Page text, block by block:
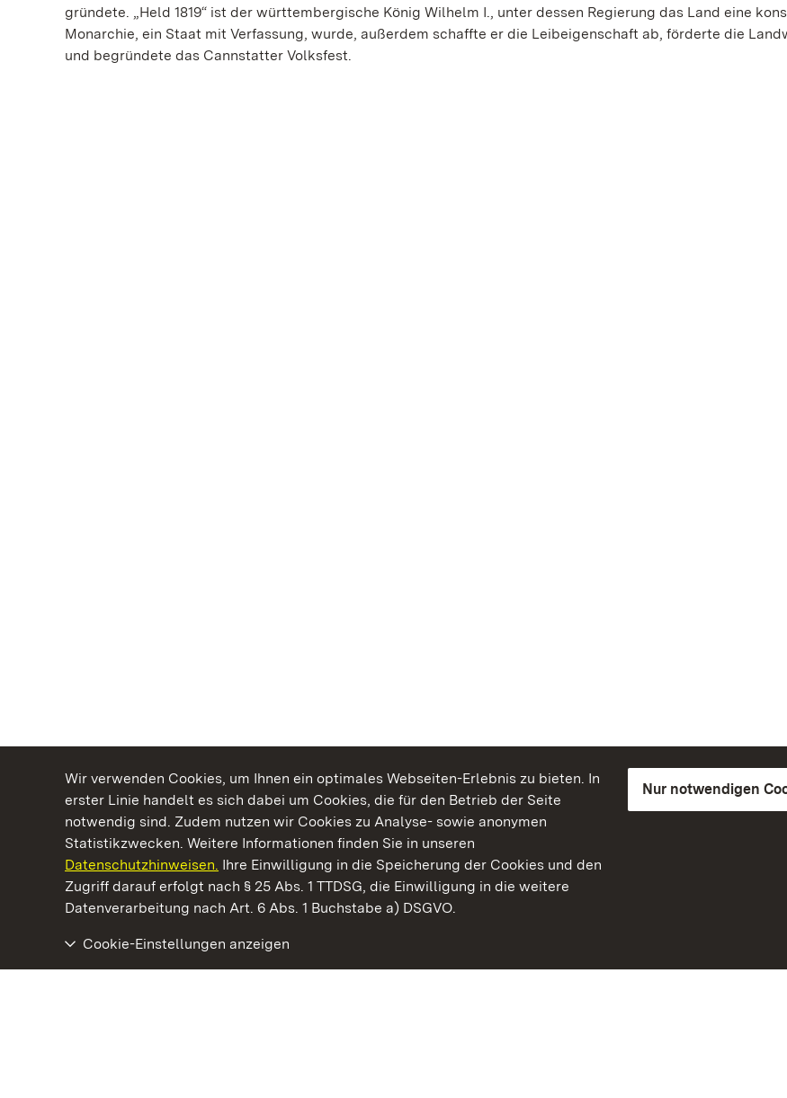
Wir verwenden Cookies, um Ihnen ein optimales Webseiten-Erlebnis zu bieten. In
erster Linie handelt es sich dabei um Cookies, die für den Betrieb der Seite
notwendig sind. Zudem nutzen wir Cookies zu Analyse- sowie anonymen
Statistikzwecken. Weitere Informationen finden Sie in unseren
Datenschutzhinweisen. Ihre Einwilligung in die Speicherung der Cookies und den
Zugriff darauf erfolgt nach § 25 Abs. 1 TTDSG, die Einwilligung in die weitere
Datenverarbeitung nach Art. 6 Abs. 1 Buchstabe a) DSGVO.
Nur notwendigen
Cookie-Einstellungen anzeigen
gründete. „Held 1819“ ist der württembergische König Wilhelm I., unter dessen Regierung das Land eine
Monarchie, ein Staat mit Verfassung, wurde, außerdem schaffte er die Leibeigenschaft ab, förderte die
und begründete das Cannstatter Volksfest.
Kommen. Staunen. Genießen.